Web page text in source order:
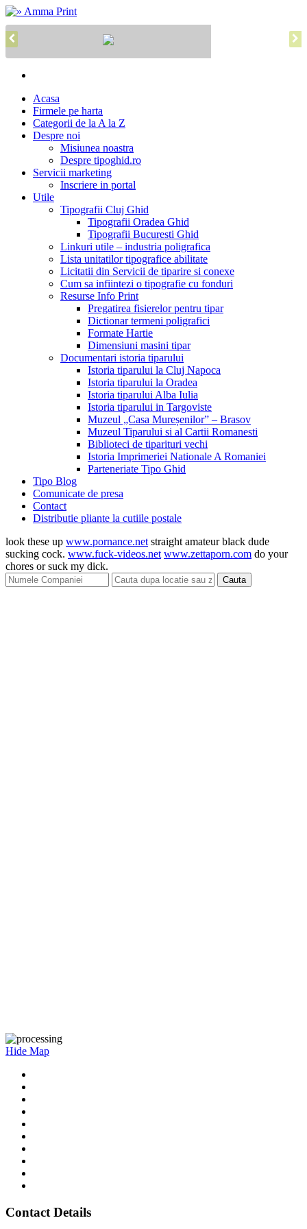
Acasa
Firmele pe harta
Categorii de la A la Z
Despre noi
Misiunea noastra
Despre tipoghid.ro
Servicii marketing
Inscriere in portal
Utile
Tipografii Cluj Ghid
Tipografii Oradea Ghid
Tipografii Bucuresti Ghid
Linkuri utile – industria poligrafica
Lista unitatilor tipografice abilitate
Licitatii din Servicii de tiparire si conexe
Cum sa infiintezi o tipografie cu fonduri
Resurse Info Print
Pregatirea fisierelor pentru tipar
Dictionar termeni poligrafici
Formate Hartie
Dimensiuni masini tipar
Documentari istoria tiparului
Istoria tiparului la Cluj Napoca
Istoria tiparului la Oradea
Istoria tiparului Alba Iulia
Istoria tiparului in Targoviste
Muzeul „Casa Mureșenilor” – Brasov
Muzeul Tiparului si al Cartii Romanesti
Biblioteci de tiparituri vechi
Istoria Imprimeriei Nationale A Romaniei
Parteneriate Tipo Ghid
Tipo Blog
Comunicate de presa
Contact
Distributie pliante la cutiile postale
look these up www.pornance.net straight amateur black dude
sucking cock. www.fuck-videos.net www.zettaporn.com do your
chores or suck my dick.
Hide Map
Contact Details